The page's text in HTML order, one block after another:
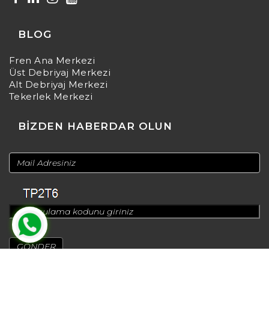
BLOG
Fren Ana Merkezi
Üst Debriyaj Merkezi
Alt Debriyaj Merkezi
Tekerlek Merkezi
BİZDEN HABERDAR OLUN